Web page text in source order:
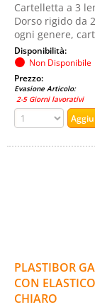
Cartelletta a 3
Dorso rigido da
ogni genere,
Disponibilità:
Non Disponibile
Prezzo:
Evasione Articolo:
2-5 Giorni lavorativi
PLASTIBOR
CON
CHIARO